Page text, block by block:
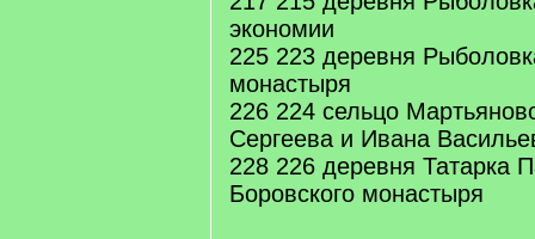
экономии
225 223 деревня
монастыря
226 224 сельцо
Сергеева и Ивана
228 226 деревня Татарка
Боровского монастыря